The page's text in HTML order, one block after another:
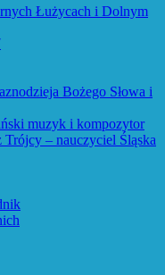
Łużycach i Dolnym
Bożego Słowa i
muzyk i kompozytor
– nauczyciel Śląska